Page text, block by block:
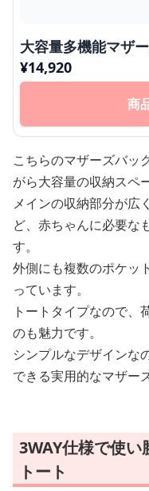
大容量多機能マザ
¥14,920
商
こちらのマザーズバッ
がら大容量の収納スペ
メインの収納部分が広
ど、赤ちゃんに必要な
す。
外側にも複数のポケッ
っています。
トートタイプなので、
のも魅力です。
シンプルなデザインな
できる実用的なマザー
3WAY仕様で使
トート